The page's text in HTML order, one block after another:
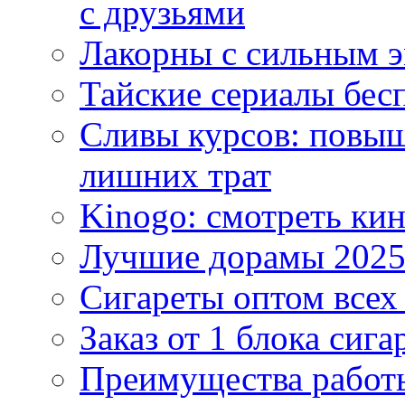
с друзьями
Лакорны с сильным
Тайские сериалы
Сливы курсов:
лишних трат
Kinogo: смотреть
Лучшие дорамы
Сигареты оптом
Заказ от 1 блока
Преимущества